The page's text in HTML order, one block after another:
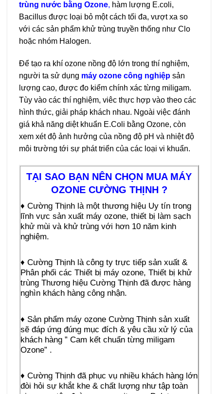
trùng nước bằng Ozone, hàm lượng E.coli,
Bacillus được loại bỏ một cách tối đa, vượt xa so
với các sản phẩm khử trùng truyền thống như Clo
hoặc nhóm Halogen.
Để tạo ra khí ozone nồng độ lớn trong thí nghiệm,
người ta sử dụng máy ozone công nghiệp sản
lượng cao, được đo kiểm chính xác từng miligam.
Tùy vào các thí nghiệm, viêc thực hợp vào theo các
hình thức, giải pháp khách nhau. Ngoài việc đánh
giá khả năng diệt khuẩn E.Coli bằng Ozone, còn
xem xét độ ảnh hưởng của nồng độ pH và nhiệt độ
môi trường tới sự phát triển của các loại vi khuẩn.
TẠI SAO BẠN NÊN CHỌN MUA MÁY
OZONE CƯỜNG THỊNH ?
♦ Cường Thịnh là một thương hiệu Uy tín trong
lĩnh vực sản xuất máy ozone, thiết bị làm sạch
khử mùi và khử trùng với hơn 10 năm kinh
nghiệm.
♦ Cường Thịnh là công ty trực tiếp sản xuất &
Phân phối các Thiết bị máy ozone, Thiết bị khử
trùng Thương hiệu Cường Thịnh đã được hàng
nghìn khách hàng công nhận.
♦ Sản phẩm máy ozone Cường Thịnh sản xuất
sẽ đáp ứng đúng mục đích & yêu cầu xử lý của
khách hàng ” Cam kết chuẩn từng miligam
Ozone” .
♦ Cường Thịnh đã phục vụ nhiều khách hàng lớn
đòi hỏi sự khắt khe & chất lượng như tập toàn